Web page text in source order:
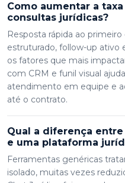
Como aumentar a
consultas jurídicas?
Resposta rápida ao
estruturado, follow-up ativo
os fatores que mais
com CRM e funil visual
atendimento em equipe e
até o contrato.
Qual a diferença
e uma plataforma
Ferramentas genéricas
isolado, muitas vezes